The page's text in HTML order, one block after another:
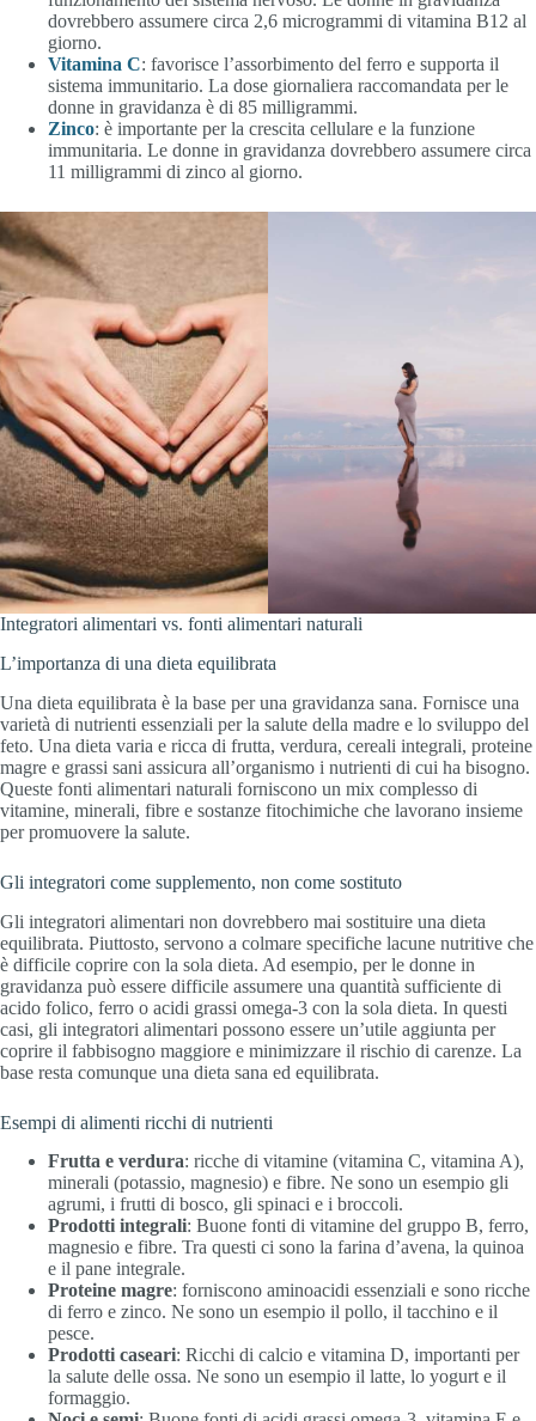
dovrebbero assumere circa 2,6 microgrammi di vitamina B12 al
giorno.
Vitamina C: favorisce l’assorbimento del ferro e supporta il
sistema immunitario. La dose giornaliera raccomandata per le
donne in gravidanza è di 85 milligrammi.
Zinco: è importante per la crescita cellulare e la funzione
immunitaria. Le donne in gravidanza dovrebbero assumere circa
11 milligrammi di zinco al giorno.
Integratori alimentari vs. fonti alimentari naturali
L’importanza di una dieta equilibrata
Una dieta equilibrata è la base per una gravidanza sana. Fornisce una
varietà di nutrienti essenziali per la salute della madre e lo sviluppo del
feto. Una dieta varia e ricca di frutta, verdura, cereali integrali, proteine
magre e grassi sani assicura all’organismo i nutrienti di cui ha bisogno.
Queste fonti alimentari naturali forniscono un mix complesso di
vitamine, minerali, fibre e sostanze fitochimiche che lavorano insieme
per promuovere la salute.
Gli integratori come supplemento, non come sostituto
Gli integratori alimentari non dovrebbero mai sostituire una dieta
equilibrata. Piuttosto, servono a colmare specifiche lacune nutritive che
è difficile coprire con la sola dieta. Ad esempio, per le donne in
gravidanza può essere difficile assumere una quantità sufficiente di
acido folico, ferro o acidi grassi omega-3 con la sola dieta. In questi
casi, gli integratori alimentari possono essere un’utile aggiunta per
coprire il fabbisogno maggiore e minimizzare il rischio di carenze. La
base resta comunque una dieta sana ed equilibrata.
Esempi di alimenti ricchi di nutrienti
Frutta e verdura: ricche di vitamine (vitamina C, vitamina A),
minerali (potassio, magnesio) e fibre. Ne sono un esempio gli
agrumi, i frutti di bosco, gli spinaci e i broccoli.
Prodotti integrali: Buone fonti di vitamine del gruppo B, ferro,
magnesio e fibre. Tra questi ci sono la farina d’avena, la quinoa
e il pane integrale.
Proteine magre: forniscono aminoacidi essenziali e sono ricche
di ferro e zinco. Ne sono un esempio il pollo, il tacchino e il
pesce.
Prodotti caseari: Ricchi di calcio e vitamina D, importanti per
la salute delle ossa. Ne sono un esempio il latte, lo yogurt e il
formaggio.